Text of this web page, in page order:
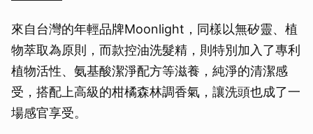
來自台灣的年輕品牌Moonlight，同樣以無矽靈、植
物萃取為原則，而款控油洗髮精，則特別加入了專利
植物活性、氨基酸潔淨配方等滋養，純淨的清潔感
受，搭配上高級的柑橘森林調香氣，讓洗頭也成了一
場感官享受。